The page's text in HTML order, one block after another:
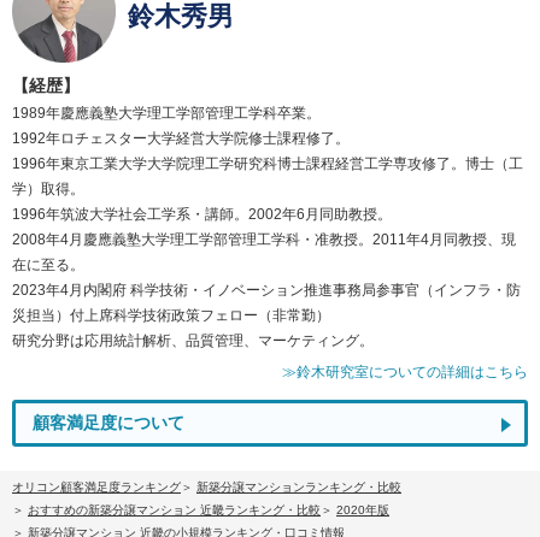
鈴木秀男
【経歴】
1989年慶應義塾大学理工学部管理工学科卒業。
1992年ロチェスター大学経営大学院修士課程修了。
1996年東京工業大学大学院理工学研究科博士課程経営工学専攻修了。博士（工
学）取得。
1996年筑波大学社会工学系・講師。2002年6月同助教授。
2008年4月慶應義塾大学理工学部管理工学科・准教授。2011年4月同教授、現
在に至る。
2023年4月内閣府 科学技術・イノベーション推進事務局参事官（インフラ・防
災担当）付上席科学技術政策フェロー（非常勤）
研究分野は応用統計解析、品質管理、マーケティング。
≫鈴木研究室についての詳細はこちら
顧客満足度について
オリコン顧客満足度ランキング
新築分譲マンションランキング・比較
おすすめの新築分譲マンション 近畿ランキング・比較
2020年版
新築分譲マンション 近畿の小規模ランキング・口コミ情報